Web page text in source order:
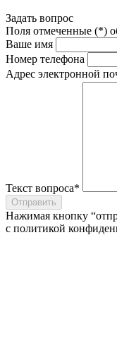
Задать вопрос
Поля отмеченные (*)
Ваше имя
Номер телефона
Адрес электронной
Текст вопроса*
Отправить
Нажимая кнопку
с политикой